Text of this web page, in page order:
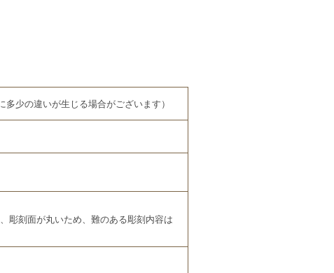
少の違いが生じる場合がございます）
彫刻面が丸いため、難のある彫刻内容は